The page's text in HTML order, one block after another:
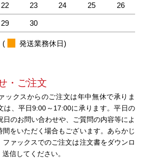
22 23 24 25 26
29 30
( 発送業務休日)
・ご注文
ックスからのご注文は年中無休で承りま
は、平日9:00～17:00に承ります。平日の
日のお問い合わせや、ご質問の内容等によ
間をいただく場合もございます。あらかじ
ァックスでのご注文は注文書をダウンロ
信してください。